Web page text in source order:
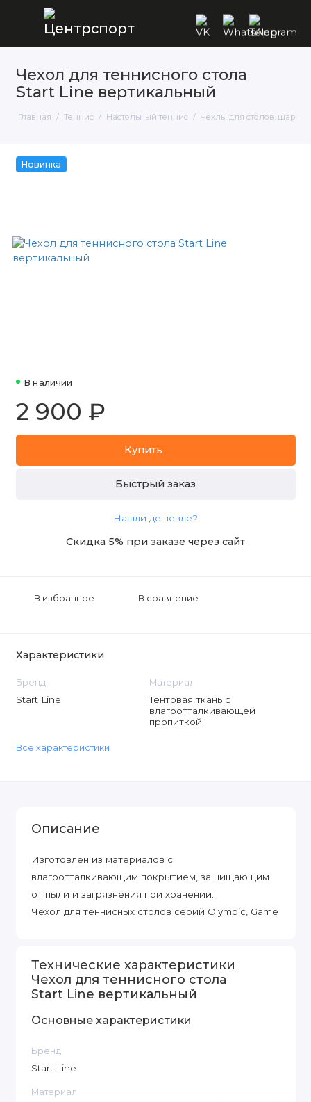
Чехол для теннисного стола
Start Line вертикальный
Главная Теннис Настольный теннис Чехлы для столов, шаров
Новинка
В наличии
2 900 ₽
Купить
Быстрый заказ
Нашли дешевле?
Скидка 5% при заказе через сайт
В избранное В сравнение
Характеристики
Бренд
Start Line
Материал
Тентовая ткань с
влагоотталкивающей
пропиткой
Все характеристики
Описание
Изготовлен из материалов с
влагоотталкивающим покрытием, защищающим
от пыли и загрязнения при хранении.
Чехол для теннисных столов серий Olympic, Game
Технические характеристики
Чехол для теннисного стола
Start Line вертикальный
Основные характеристики
Бренд
Start Line
Материал